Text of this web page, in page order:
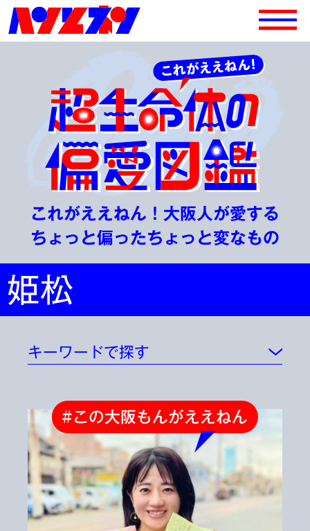
これがええねん！大阪人が愛する
ちょっと偏ったちょっと変なもの
姫松
キーワードで探す
#この大阪もんがええねん